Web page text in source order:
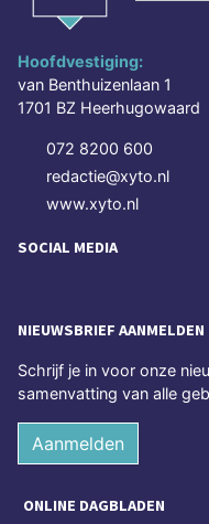
Hoofdvestiging:
van Benthuizenlaan 1
1701 BZ Heerhugowaard
072 8200 600
redactie@xyto.nl
www.xyto.nl
SOCIAL MEDIA
NIEUWSBRIEF AANMELDEN
Schrijf je in voor onze
samenvatting van alle
Aanmelden
ONLINE DAGBLADEN